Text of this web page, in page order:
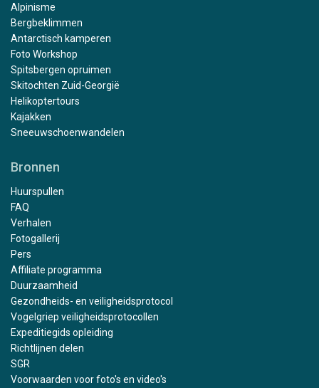
Alpinisme
Bergbeklimmen
Antarctisch kamperen
Foto Workshop
Spitsbergen opruimen
Skitochten Zuid-Georgië
Helikoptertours
Kajakken
Sneeuwschoenwandelen
Bronnen
Huurspullen
FAQ
Verhalen
Fotogallerij
Pers
Affiliate programma
Duurzaamheid
Gezondheids- en veiligheidsprotocol
Vogelgriep veiligheidsprotocollen
Expeditiegids opleiding
Richtlijnen delen
SGR
Voorwaarden voor foto's en video's